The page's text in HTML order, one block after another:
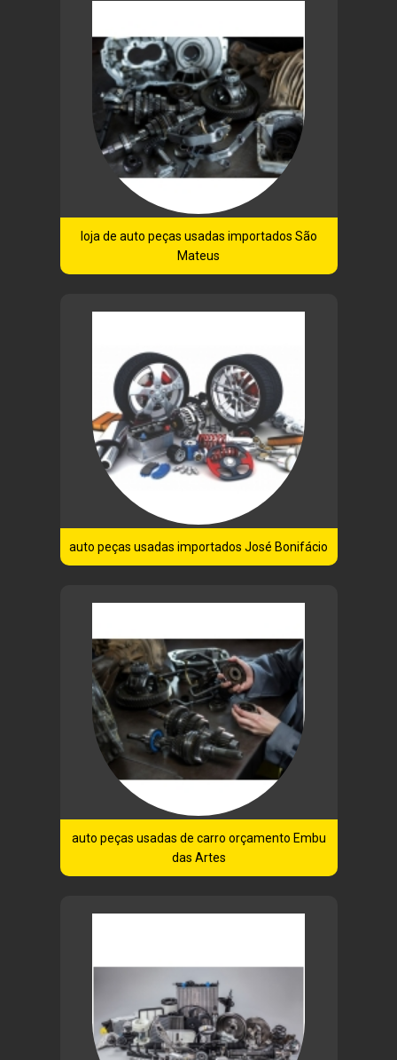
loja de auto peças usadas importados São
Mateus
auto peças usadas importados José Bonifácio
auto peças usadas de carro orçamento Embu
das Artes